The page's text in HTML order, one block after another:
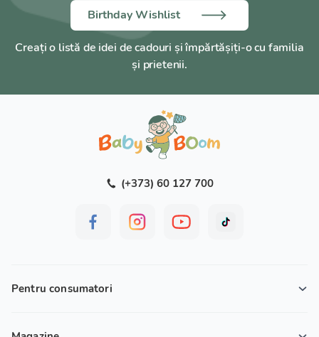
Birthday Wishlist
Creați o listă de idei de cadouri și împărtășiți-o cu familia
și prietenii.
(+373) 60 127 700
Pentru consumatori